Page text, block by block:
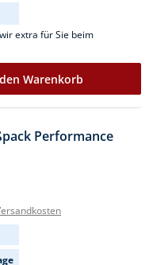
extra für Sie beim
Warenkorb
Performance